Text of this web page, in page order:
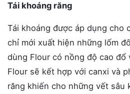
Tái khoáng răng
Tái khoáng được áp dụng cho
chỉ mới xuất hiện những lốm
dùng Flour có nồng độ cao đổ
Flour sẽ kết hợp với canxi và
răng khiến cho những vết sâu